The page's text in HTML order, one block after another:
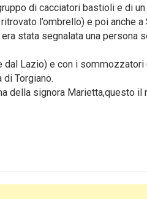
di cacciatori bastioli e di
l’ombrello) e poi anche
stata segnalata una persona
Lazio) e con i
Torgiano.
della signora Marietta,questo